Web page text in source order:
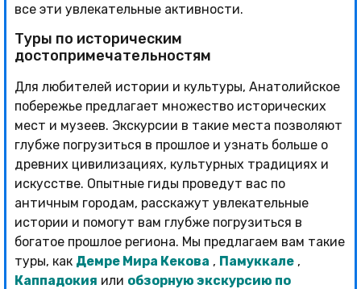
все эти увлекательные активности.
Туры по историческим
достопримечательностям
Для любителей истории и культуры, Анатолийское
побережье предлагает множество исторических
мест и музеев. Экскурсии в такие места позволяют
глубже погрузиться в прошлое и узнать больше о
древних цивилизациях, культурных традициях и
искусстве. Опытные гиды проведут вас по
античным городам, расскажут увлекательные
истории и помогут вам глубже погрузиться в
богатое прошлое региона. Мы предлагаем вам такие
туры, как Демре Мира Кекова , Памуккале ,
Каппадокия или обзорную экскурсию по